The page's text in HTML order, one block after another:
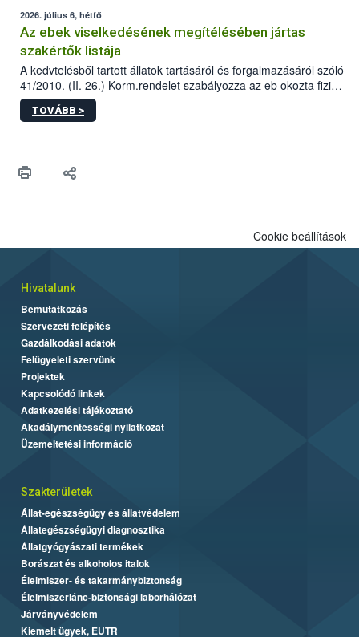
2026. július 6, hétfő
Az ebek viselkedésének megítélésében jártas
szakértők listája
A kedvtelésből tartott állatok tartásáról és forgalmazásáról szóló
41/2010. (II. 26.) Korm.rendelet szabályozza az eb okozta fizikai
sérülés, illetve ennek veszélye keletkezésekor felmerülő
hatósági feladatokat, valamint a veszélyes eb tartását és annak
vonni az ebek viselkedésének megítélésében jártas szakértőt.
TOVÁBB >
Cookie beállítások
Hivatalunk
Bemutatkozás
Szervezeti felépítés
Gazdálkodási adatok
Felügyeleti szervünk
Projektek
Kapcsolódó linkek
Adatkezelési tájékoztató
Akadálymentességi nyilatkozat
Üzemeltetési információ
Szakterületek
Állat-egészségügy és állatvédelem
Állategészségügyi diagnosztika
Állatgyógyászati termékek
Borászat és alkoholos italok
Élelmiszer- és takarmánybiztonság
Élelmiszerlánc-biztonsági laborhálózat
Járványvédelem
Kiemelt ügyek, EUTR